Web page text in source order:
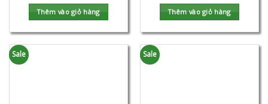
Thêm vào giỏ hàng Thêm vào giỏ hàng
Sale Sale